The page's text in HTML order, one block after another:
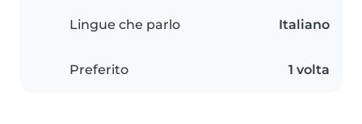
Lingue che parlo Italiano
Preferito 1 volta